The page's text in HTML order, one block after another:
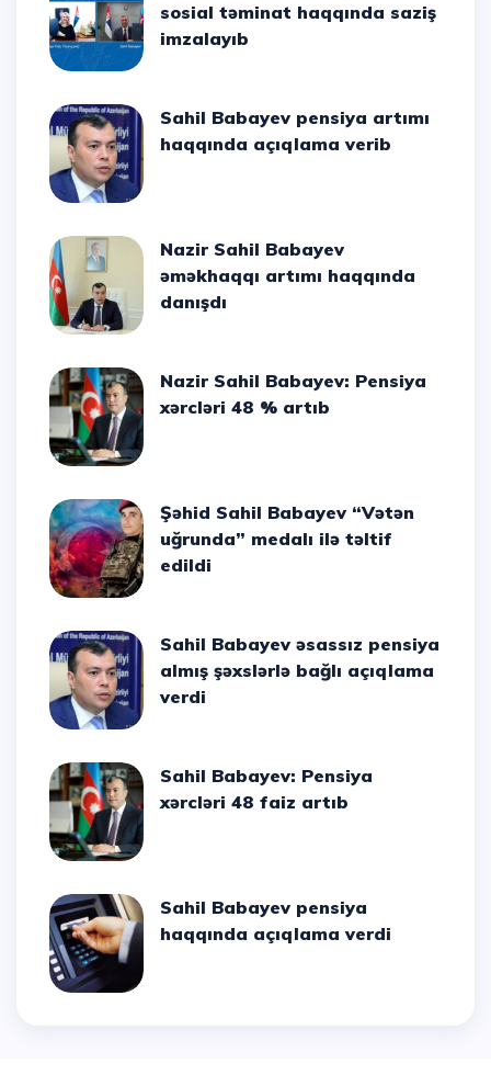
sosial təminat haqqında saziş
imzalayıb
Sahil Babayev pensiya artımı
haqqında açıqlama verib
Nazir Sahil Babayev
əməkhaqqı artımı haqqında
danışdı
Nazir Sahil Babayev: Pensiya
xərcləri 48 % artıb
Şəhid Sahil Babayev “Vətən
uğrunda” medalı ilə təltif
edildi
Sahil Babayev əsassız pensiya
almış şəxslərlə bağlı açıqlama
verdi
Sahil Babayev: Pensiya
xərcləri 48 faiz artıb
Sahil Babayev pensiya
haqqında açıqlama verdi